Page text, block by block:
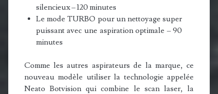
silencieux – 120 minutes
Le mode TURBO pour un nettoyage super
puissant avec une aspiration optimale – 90
minutes
Comme les autres aspirateurs de la marque, ce
nouveau modèle utiliser la technologie appelée
Neato Botvision qui combine le scan laser, la